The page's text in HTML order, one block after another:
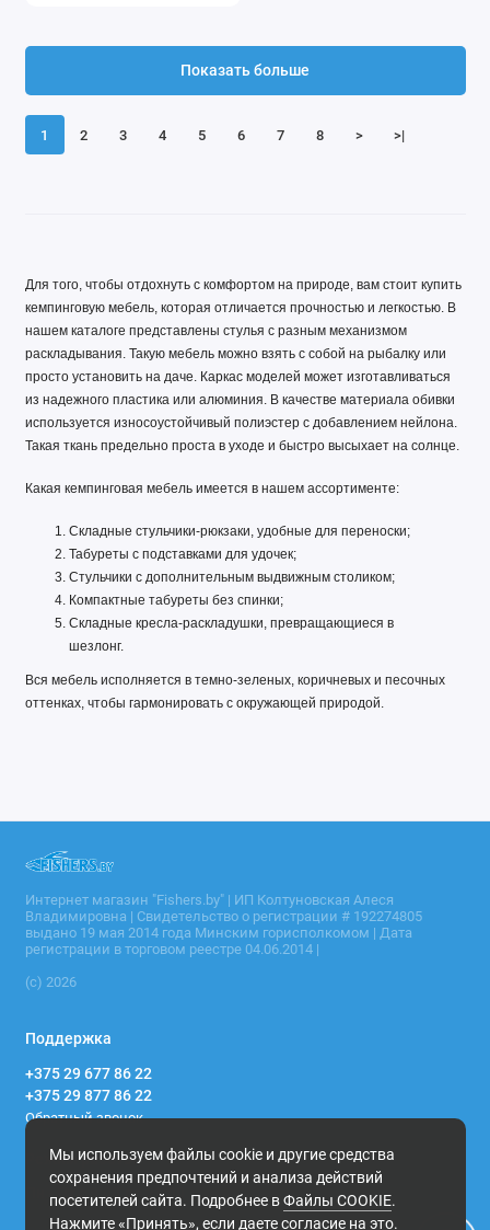
1 2 3 4 5 6 7 8 > >|
Показать больше
Для того, чтобы отдохнуть с комфортом на природе, вам стоит купить
кемпинговую мебель, которая отличается прочностью и легкостью. В
нашем каталоге представлены стулья с разным механизмом
раскладывания. Такую мебель можно взять с собой на рыбалку или
просто установить на даче. Каркас моделей может изготавливаться
из надежного пластика или алюминия. В качестве материала обивки
используется износоустойчивый полиэстер с добавлением нейлона.
Такая ткань предельно проста в уходе и быстро высыхает на солнце.
Какая кемпинговая мебель имеется в нашем ассортименте:
Складные стульчики-рюкзаки, удобные для переноски;
Табуреты с подставками для удочек;
Стульчики с дополнительным выдвижным столиком;
Компактные табуреты без спинки;
Складные кресла-раскладушки, превращающиеся в
шезлонг.
Вся мебель исполняется в темно-зеленых, коричневых и песочных
оттенках, чтобы гармонировать с окружающей природой.
Мы используем файлы cookie и другие средства
сохранения предпочтений и анализа действий
посетителей сайта. Подробнее вФайлы COOKIE.
Нажмите «Принять», если даете согласие на это.
Интернет магазин "Fishers.by" | ИП Колтуновская Алеся
Владимировна | Свидетельство о регистрации # 192274805
выдано 19 мая 2014 года Минским горисполкомом | Дата
регистрации в торговом реестре 04.06.2014 |
(c) 2026
Поддержка
+375 29 677 86 22
+375 29 877 86 22
Обратный звонок
Режим работы
Пн - Пт с 9:00 до 21:00